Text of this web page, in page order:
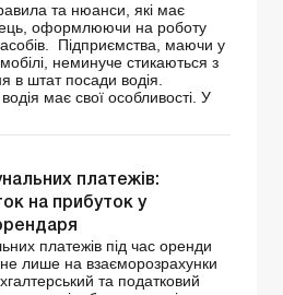
та нюанси, які має
оформлюючи на роботу
Підприємства, маючи у
неминуче стикаються з
в штат посади водія.
має свої особливості. У
платежів:
на прибуток у
платежів під час оренди
лише на взаєморозрахунки
та податковий